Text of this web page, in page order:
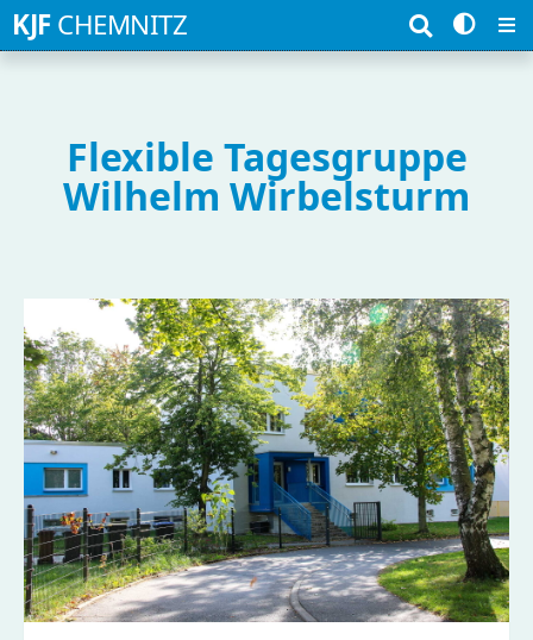
KJF CHEMNITZ Suchbegriffe
Flexible Tagesgruppe
Wilhelm Wirbelsturm